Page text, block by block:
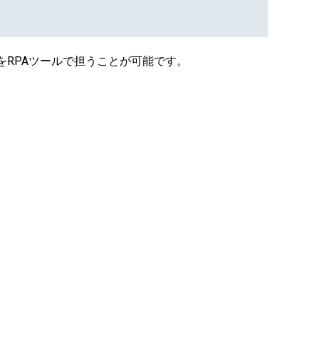
ツールで担うことが可能です。